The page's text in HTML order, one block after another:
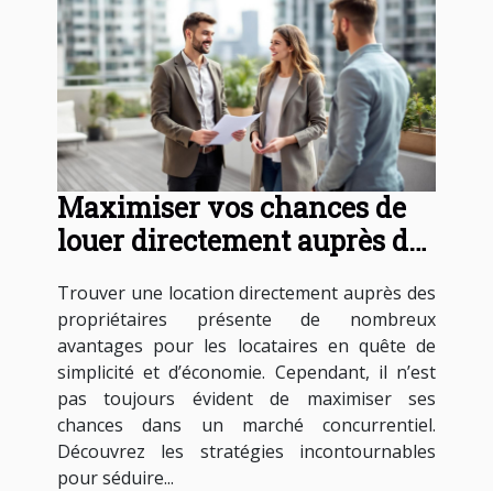
Maximiser vos chances de
louer directement auprès des
Trouver une location directement auprès des
propriétaires présente de nombreux
avantages pour les locataires en quête de
simplicité et d’économie. Cependant, il n’est
pas toujours évident de maximiser ses
chances dans un marché concurrentiel.
Découvrez les stratégies incontournables
pour séduire...